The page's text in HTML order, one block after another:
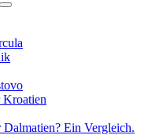
Ein Vergleich.